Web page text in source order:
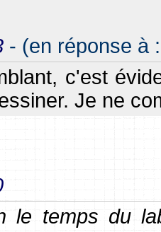
- (en réponse à
c'est
Je ne
le temps du